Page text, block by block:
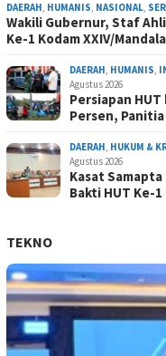
DAERAH, HUMANIS, NASIONAL,
Wakili Gubernur, Staf
Ke-1 Kodam XXIV/
DAERAH, HUMANIS,
Agustus 2026
Persiapan HUT
Persen,
DAERAH, HUKUM &
Agustus 2026
Kasat
Bakti HUT Ke-
TEKNO